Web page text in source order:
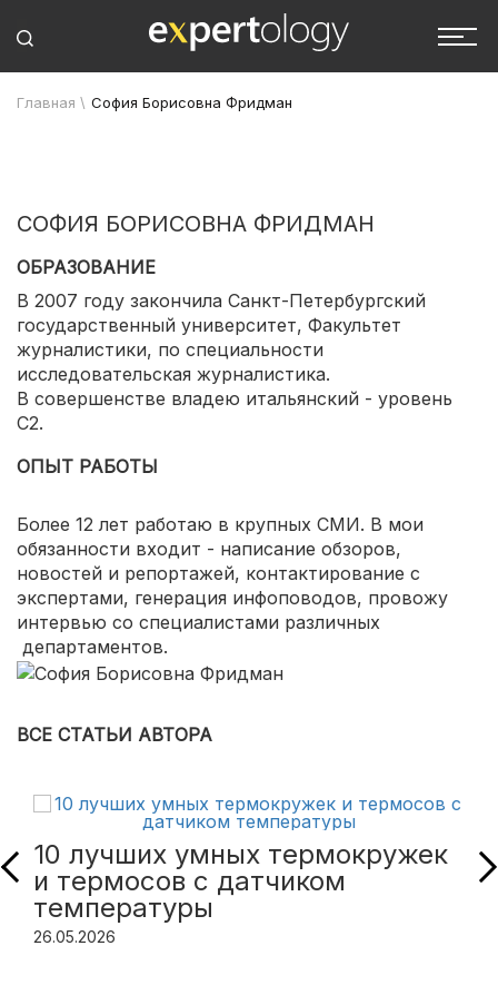
Главная \ София Борисовна Фридман
СОФИЯ БОРИСОВНА ФРИДМАН
ОБРАЗОВАНИЕ
В 2007 году закончила Санкт-Петербургский
государственный университет, Факультет
журналистики, по специальности
исследовательская журналистика.
В совершенстве владею итальянский - уровень
C2.
ОПЫТ РАБОТЫ
Более 12 лет работаю в крупных СМИ. В мои
обязанности входит - написание обзоров,
новостей и репортажей, контактирование с
экспертами, генерация инфоповодов, провожу
интервью со специалистами различных
департаментов.
ВСЕ СТАТЬИ АВТОРА
10 лучших умных термокружек
и термосов с датчиком
температуры
26.05.2026